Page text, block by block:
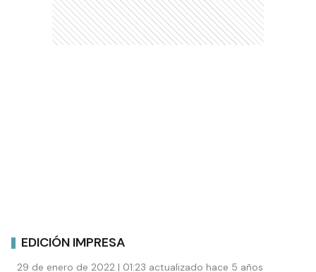
EDICIÓN IMPRESA
29 de enero de 2022 | 01:23 actualizado hace 5 años